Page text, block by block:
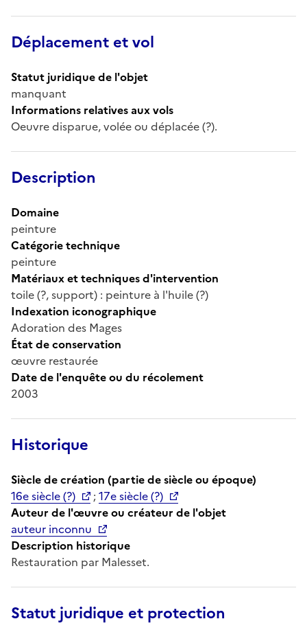
Déplacement et vol
Statut juridique de l'objet
manquant
Informations relatives aux vols
Oeuvre disparue, volée ou déplacée (?).
Description
Domaine
peinture
Catégorie technique
peinture
Matériaux et techniques d'intervention
toile (?, support) : peinture à l'huile (?)
Indexation iconographique
Adoration des Mages
État de conservation
œuvre restaurée
Date de l'enquête ou du récolement
2003
Historique
Siècle de création (partie de siècle ou époque)
16e siècle (?)
;17e siècle (?)
Auteur de l'œuvre ou créateur de l'objet
auteur inconnu
Description historique
Restauration par Malesset.
Statut juridique et protection